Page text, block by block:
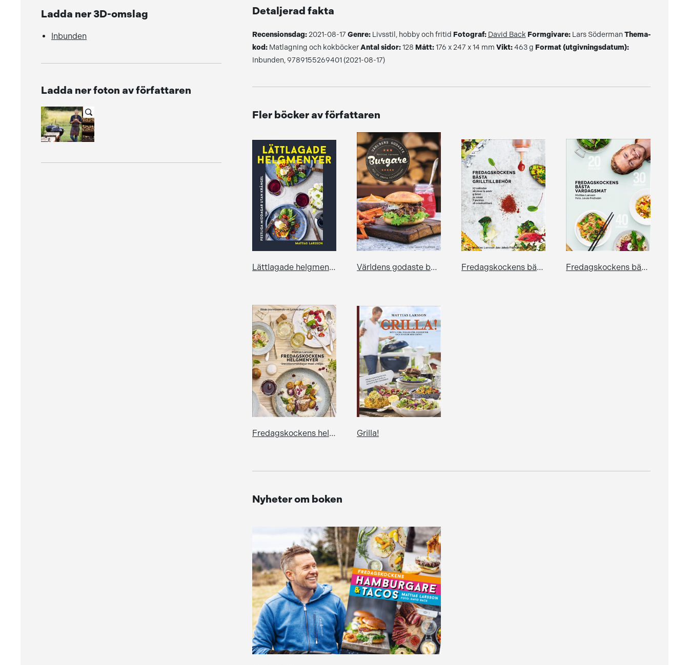
Ladda ner 3D-omslag
Inbunden
Ladda ner foton av författaren
Detaljerad fakta
Recensionsdag:2021-08-17 Genre:Livsstil, hobby och fritid Fotograf: David Back Formgivare:Lars Söderman Thema-
kod:Matlagning och kokböckerAntal sidor:128 Mått:176 x 247 x 14 mm Vikt:463 g Format (utgivningsdatum):
Inbunden, 9789155269401 (2021-08-17)
Fler böcker av författaren
Lättlagade helgmenyer Världens godaste burgare Fredagskockens bästa grilltillbehör Fredagskockens bästa vardagsmat - på 20, 30 eller 40 minuter
Fredagskockens helgmenyer - trerättersmiddagar med vintips Grilla!
Nyheter om boken